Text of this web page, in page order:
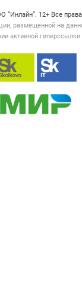
“Инлайн”. 12+ Все
размещенной на
активной гиперссылки